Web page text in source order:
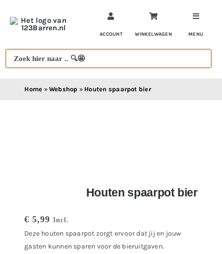
naar
ACCOUNT WINKELWAGEN MENU
Home » Webshop » Houten spaarpot bier
Houten spaarpot bier
€ 5,99 Incl.
Deze houten spaarpot zorgt ervoor dat jij en jouw
gasten kunnen sparen voor de bieruitgaven.